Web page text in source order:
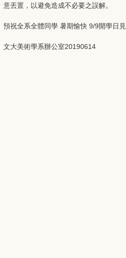
意丟置，以避免造成不必要之誤解。
預祝全系全體同學 暑期愉快 9/9開學日見
文大美術學系辦公室20190614